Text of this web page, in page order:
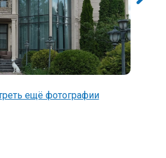
ещё фотографии